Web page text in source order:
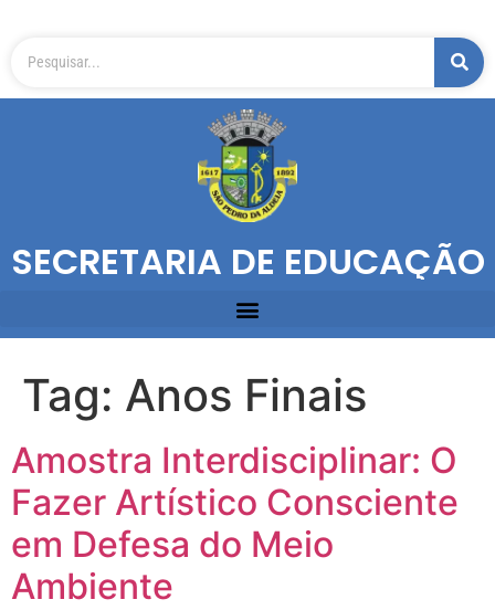
SECRETARIA DE EDUCAÇÃO
Tag: Anos Finais
Amostra Interdisciplinar: O
Fazer Artístico Consciente
em Defesa do Meio
Ambiente